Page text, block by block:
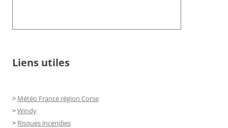
Liens utiles
> Météo France région Corse
>Windy
> Risques incendies